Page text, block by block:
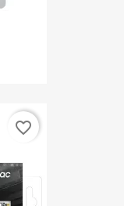
favorite_border